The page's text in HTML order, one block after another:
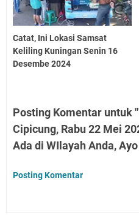
Catat, Ini Lokasi Samsat
Keliling Kuningan Senin 16
Desembe 2024
Posting Komentar untuk
Cipicung, Rabu 22 Mei
Ada di WIlayah Anda,
Posting Komentar